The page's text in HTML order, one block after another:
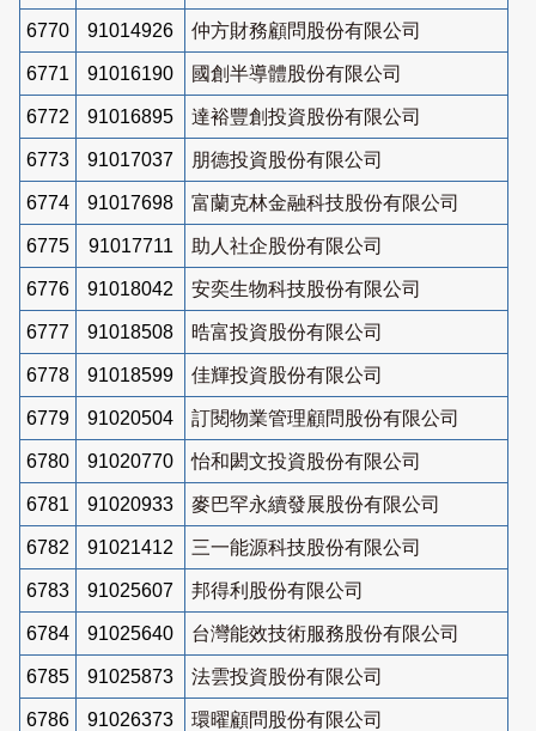
6770 91014926 仲方財務顧問股份有限公司
6771 91016190 國創半導體股份有限公司
6772 91016895 達裕豐創投資股份有限公司
6773 91017037 朋德投資股份有限公司
6774 91017698 富蘭克林金融科技股份有限公司
6775 91017711 助人社企股份有限公司
6776 91018042 安奕生物科技股份有限公司
6777 91018508 晧富投資股份有限公司
6778 91018599 佳輝投資股份有限公司
6779 91020504 訂閱物業管理顧問股份有限公司
6780 91020770 怡和閎文投資股份有限公司
6781 91020933 麥巴罕永續發展股份有限公司
6782 91021412 三一能源科技股份有限公司
6783 91025607 邦得利股份有限公司
6784 91025640 台灣能效技術服務股份有限公司
6785 91025873 法雲投資股份有限公司
6786 91026373 環曜顧問股份有限公司